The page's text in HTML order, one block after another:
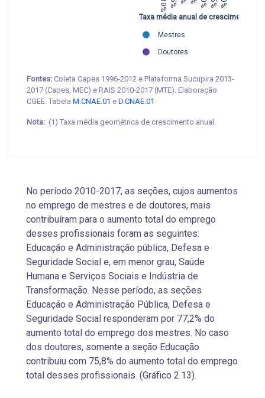
Mestres
Doutores
Taxa média anual de crescimento
Fontes: Coleta Capes 1996-2012 e Plataforma Sucupira 2013-
2017 (Capes, MEC) e RAIS 2010-2017 (MTE). Elaboração
CGEE. Tabela M.CNAE.01 e D.CNAE.01
Nota: (1) Taxa média geométrica de crescimento anual.
No período 2010-2017, as seções, cujos aumentos
no emprego de mestres e de doutores, mais
contribuíram para o aumento total do emprego
desses profissionais foram as seguintes:
Educação e Administração pública, Defesa e
Seguridade Social e, em menor grau, Saúde
Humana e Serviços Sociais e Indústria de
Transformação. Nesse período, as seções
Educação e Administração Pública, Defesa e
Seguridade Social responderam por 77,2% do
aumento total do emprego dos mestres. No caso
dos doutores, somente a seção Educação
contribuiu com 75,8% do aumento total do emprego
total desses profissionais. (Gráfico 2.13).